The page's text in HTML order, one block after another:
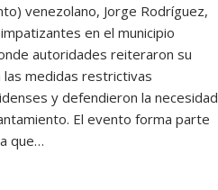
venezolano, Jorge Rodríguez,
en el municipio
autoridades reiteraron su
las medidas restrictivas
y defendieron la necesidad
El evento forma parte
que…